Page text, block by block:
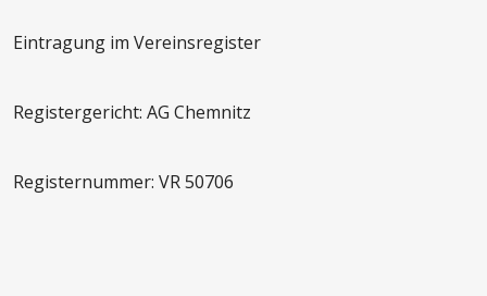
Eintragung im Vereinsregister
Registergericht: AG Chemnitz
Registernummer: VR 50706